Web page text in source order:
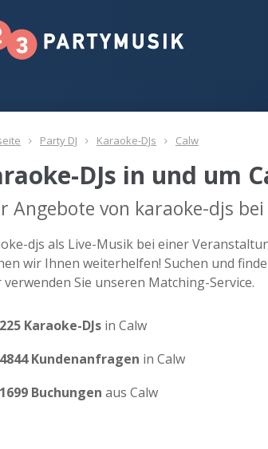
Party DJ Karaoke-DJs Calw
DJs in und um
Angebote von karaoke-djs
djs als Live-Musik bei einer
wir Ihnen weiterhelfen! Suchen und
verwenden Sie unseren Matching-Service.
225 Karaoke-DJs in Calw
4844 Kundenanfragen in Calw
1699 Buchungen aus Calw